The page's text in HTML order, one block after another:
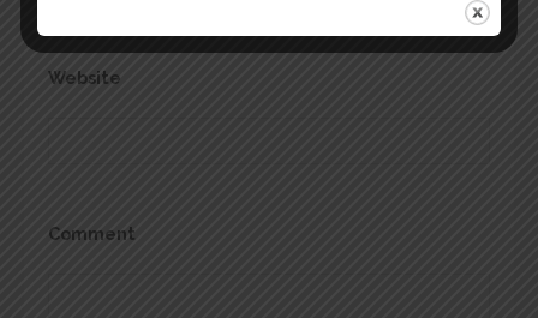
Website
Comment